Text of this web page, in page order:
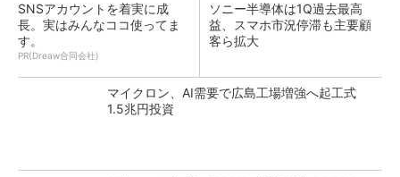
SNSアカウントを着実に成
長。実はみんなココ使ってま
す。
PR(Dreaw合同会社)
ソニー半導体は1Q過去最高
益、スマホ市況停滞も主要顧
客ら拡大
マイクロン、AI需要で広島工場増強へ起工式
1.5兆円投資